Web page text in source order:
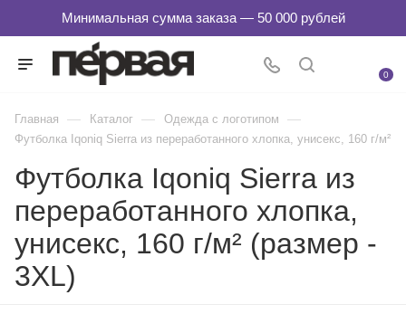
0
Главная — Каталог — Одежда с логотипом —
Футболка Iqoniq Sierra из переработанного хлопка, унисекс, 160 г/м²
Футболка Iqoniq Sierra из
переработанного хлопка,
унисекс, 160 г/м² (размер -
3XL)